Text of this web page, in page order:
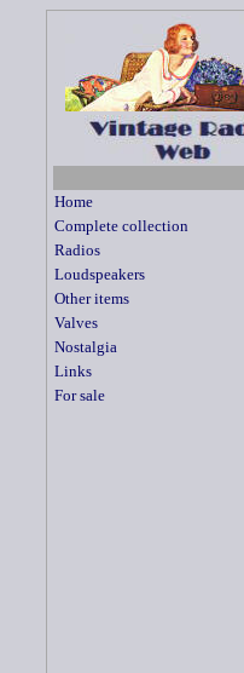
Home
Complete collection
Radios
Loudspeakers
Other items
Valves
Nostalgia
Links
For sale